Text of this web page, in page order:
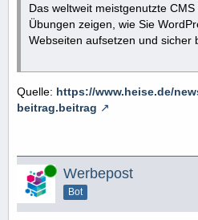
Das weltweit meistgenutzte
Übungen zeigen, wie Sie
Webseiten aufsetzen und sicher
Quelle: https://www.heise.de/
beitrag.beitrag
Online Werbepost
Bot